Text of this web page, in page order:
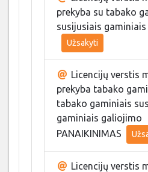
prekyba su tabako
susijusiais gaminiais
Užsakyti
Licencijų verstis
prekyba tabako
tabako gaminiais
gaminiais galiojimo
PANAIKINIMAS
Licencijų verstis